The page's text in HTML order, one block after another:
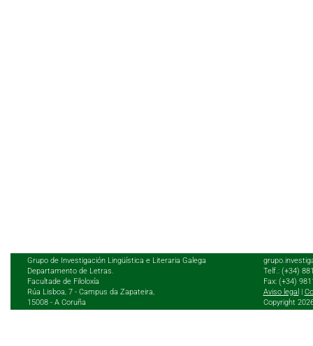
Grupo de Investigación Lingüística e Literaria Galega
Departamento de Letras.
Facultade de Filoloxía
Rúa Lisboa, 7 - Campus da Zapateira,
15008 - A Coruña
Telf.: (+34)
Fax: (+34)
Aviso legal
Copyright